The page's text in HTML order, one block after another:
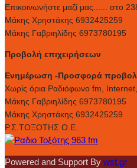
Επικοινωνήστε μαζί μας...... στο
Μάκης Χρηστάκης 6932425259
Μάκης Γαβριηλίδης 6973780195
Προβολή επιχειρήσεων
Ενημέρωση -Προσφορά
Xωρίς όρια Ραδιόφωνο fm,
Μάκης Γαβριηλίδης 6973780195
Μάκης Χρηστάκης 6932425259
Ρ.Σ.ΤΟΞΟΤΗΣ Ο.Ε.
Powered and Support By wst.gr